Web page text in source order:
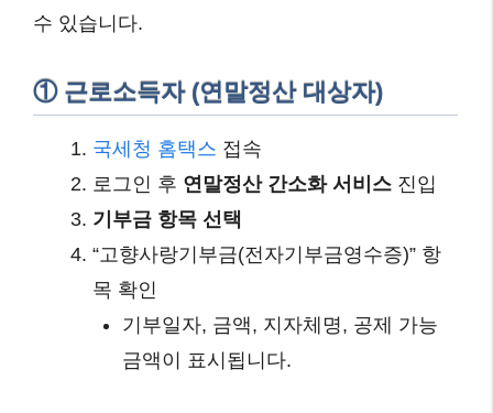
수 있습니다.
① 근로소득자 (연말정산 대상자)
국세청 홈택스 접속
로그인 후 연말정산 간소화 서비스 진입
기부금 항목 선택
“고향사랑기부금(전자기부금영수증)” 항
목 확인
기부일자, 금액, 지자체명, 공제 가능
금액이 표시됩니다.